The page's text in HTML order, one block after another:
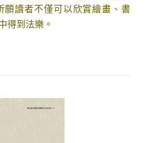
讀者不僅可以欣賞繪畫、書
得到法樂。